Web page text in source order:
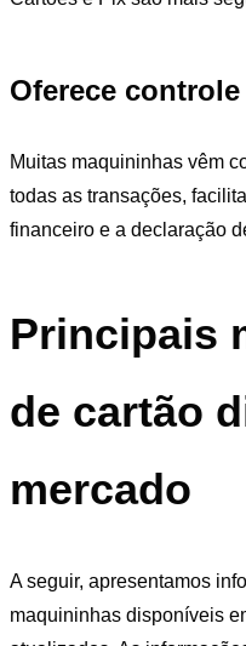
Oferece
Muitas maquininhas vêm
todas as transações,
financeiro e a declaração
Principais
de cartão
mercado
A seguir, apresentamos
maquininhas disponíveis